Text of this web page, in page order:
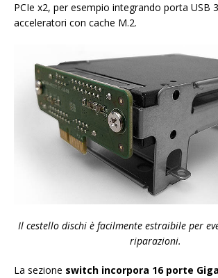
PCIe x2, per esempio integrando porta USB
acceleratori con cache M.2.
Il cestello dischi è facilmente estraibile per
riparazioni.
La sezione switch incorpora 16 porte